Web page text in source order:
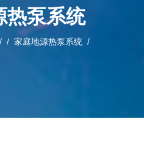
热泵系统
家庭地源热泵系统